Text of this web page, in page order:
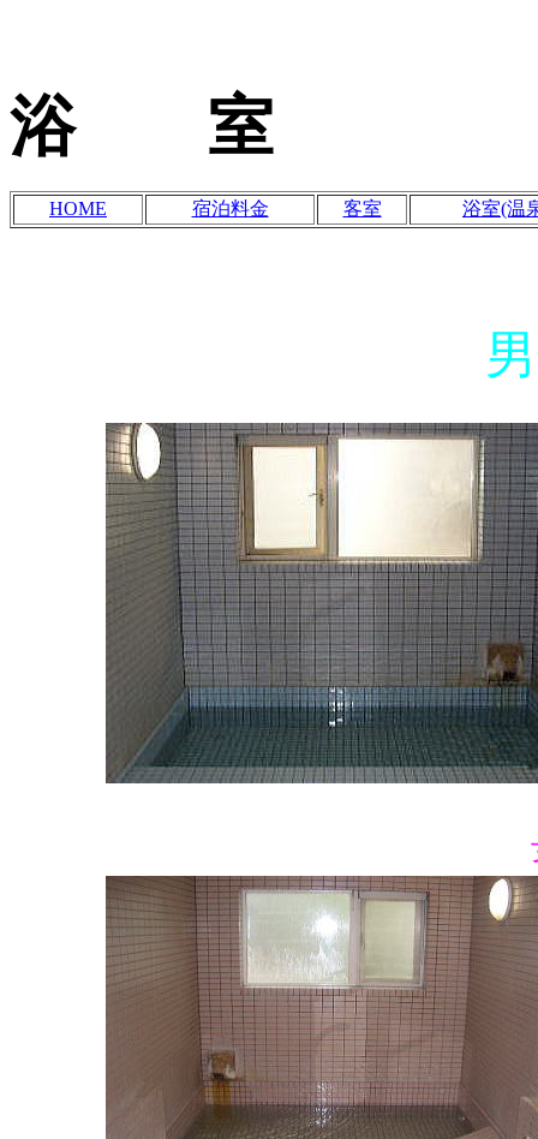
浴 室
HOME 宿泊料金 客室 浴室(温